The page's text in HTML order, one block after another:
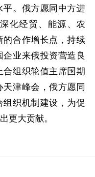
。俄方愿同中方进
化经贸、能源、农
的合作增长点，持续
业来俄投资营造良
组织轮值主席国期
津峰会，俄方愿同
织机制建设，为促
更大贡献。